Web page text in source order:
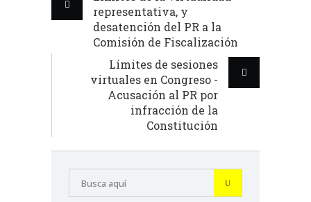
representativa, y
desatención del PR a la
Comisión de Fiscalización
Límites de sesiones
virtuales en Congreso -
Acusación al PR por
infracción de la
Constitución